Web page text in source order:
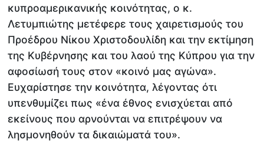
κυπροαμερικανικής κοινότητας, ο κ.
Λετυμπιώτης μετέφερε τους χαιρετισμούς του
Προέδρου Νίκου Χριστοδουλίδη και την εκτίμηση
της Κυβέρνησης και του λαού της Κύπρου για την
αφοσίωσή τους στον «κοινό μας αγώνα».
Ευχαρίστησε την κοινότητα, λέγοντας ότι
υπενθυμίζει πως «ένα έθνος ενισχύεται από
εκείνους που αρνούνται να επιτρέψουν να
λησμονηθούν τα δικαιώματά του».